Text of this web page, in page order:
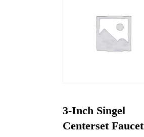
3-Inch Singel
Centerset Faucet